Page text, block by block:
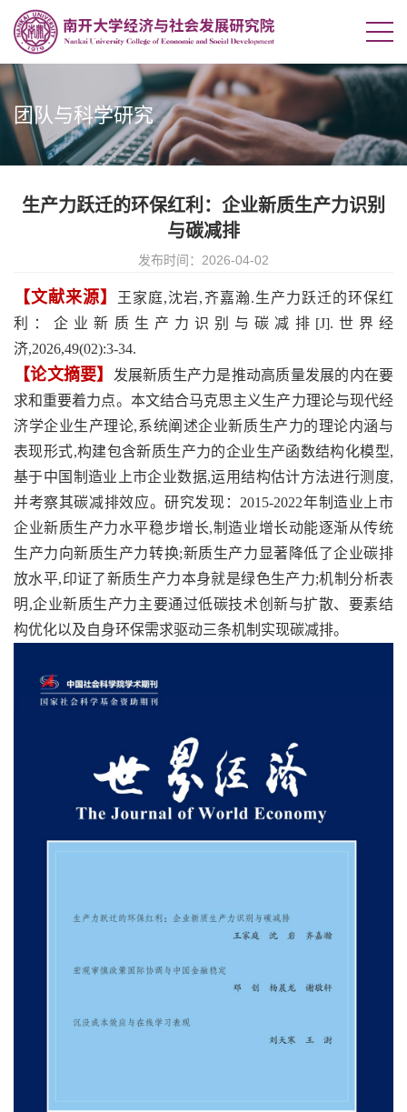
团队与科学研究
生产力跃迁的环保红利：企业新质生产力识别
与碳减排
发布时间：2026-04-02
【文献来源】
王家庭,沈岩,齐嘉瀚.生产力跃迁的环保红
利：企业新质生产力识别与碳减排[J].世界经
济,2026,49(02):3-34.
【论文摘要】
发展新质生产力是推动高质量发展的内在要
求和重要着力点。本文结合马克思主义生产力理论与现代经
济学企业生产理论,系统阐述企业新质生产力的理论内涵与
表现形式,构建包含新质生产力的企业生产函数结构化模型,
基于中国制造业上市企业数据,运用结构估计方法进行测度,
并考察其碳减排效应。研究发现：2015-2022年制造业上市
企业新质生产力水平稳步增长,制造业增长动能逐渐从传统
生产力向新质生产力转换;新质生产力显著降低了企业碳排
放水平,印证了新质生产力本身就是绿色生产力;机制分析表
明,企业新质生产力主要通过低碳技术创新与扩散、要素结
构优化以及自身环保需求驱动三条机制实现碳减排。